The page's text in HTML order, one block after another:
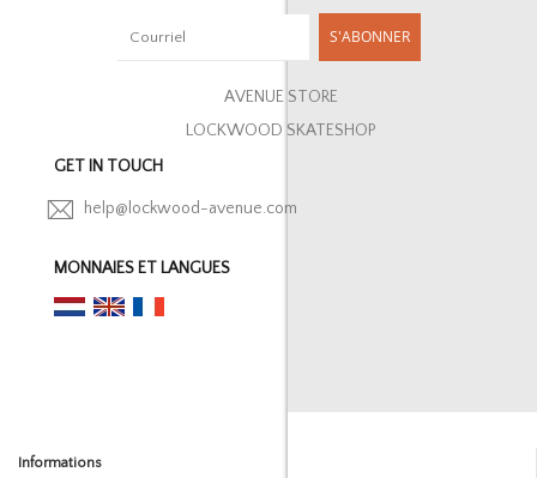
S'ABONNER
AVENUE STORE
LOCKWOOD SKATESHOP
GET IN TOUCH
help@lockwood-avenue.com
MONNAIES ET LANGUES
Informations